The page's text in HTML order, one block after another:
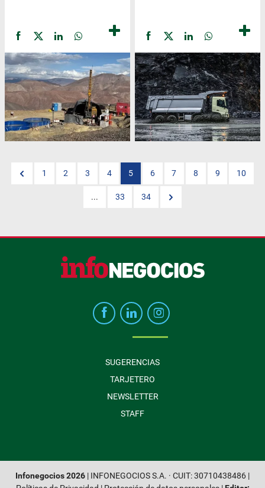
1 2 3 4 5 6 7 8 9 10
... 33 34
SUGERENCIAS
TARJETERO
NEWSLETTER
STAFF
Infonegocios 2026 | INFONEGOCIOS S.A. · CUIT: 30710438486 |